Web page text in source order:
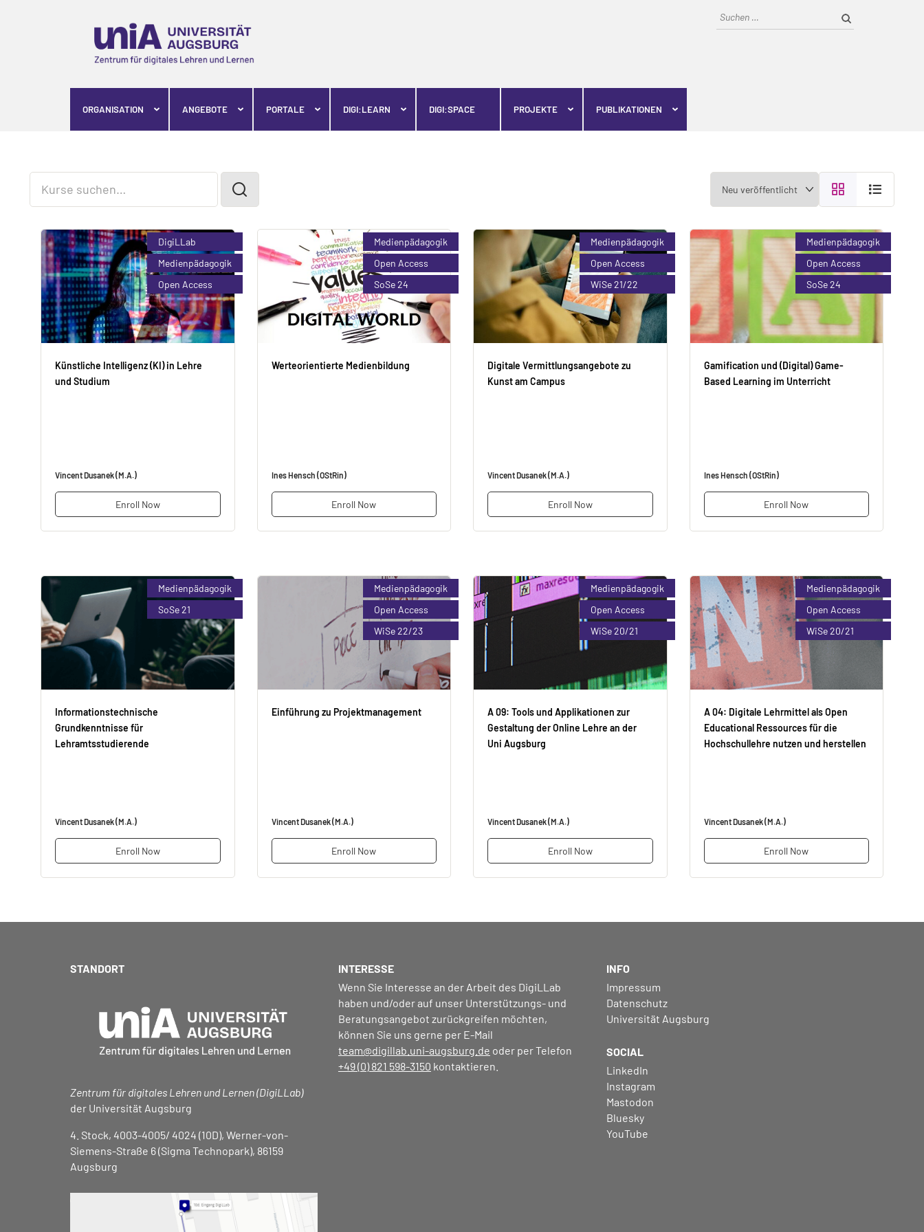
Suchen
nach:
ORGANISATION ANGEBOTE PORTALE DIGI:LEARN DIGI:SPACE PROJEKTE PUBLIKATIONEN
Künstliche Intelligenz (KI) in Lehre
und Studium
Vincent Dusanek (M.A.)
DigiLLab
Medienpädagogik
Open Access
Enroll Now
Werteorientierte Medienbildung
Ines Hensch (OStRin)
Medienpädagogik
Open Access
SoSe 24
Enroll Now
Digitale Vermittlungsangebote zu
Kunst am Campus
Vincent Dusanek (M.A.)
Medienpädagogik
Open Access
WiSe 21/22
Enroll Now
Gamification und (Digital) Game-
Based Learning im Unterricht
Ines Hensch (OStRin)
Medienpädagogik
Open Access
SoSe 24
Enroll Now
Informationstechnische
Grundkenntnisse für
Lehramtsstudierende
Vincent Dusanek (M.A.)
Medienpädagogik
SoSe 21
Enroll Now
Einführung zu Projektmanagement
Vincent Dusanek (M.A.)
Medienpädagogik
Open Access
WiSe 22/23
Enroll Now
A 09: Tools und Applikationen zur
Gestaltung der Online Lehre an der
Uni Augsburg
Vincent Dusanek (M.A.)
Medienpädagogik
Open Access
WiSe 20/21
Enroll Now
A 04: Digitale Lehrmittel als Open
Educational Ressources für die
Hochschullehre nutzen und herstellen
Vincent Dusanek (M.A.)
Medienpädagogik
Open Access
WiSe 20/21
Enroll Now
STANDORT
Zentrum für digitales Lehren und Lernen (DigiLLab)
der Universität Augsburg
4. Stock, 4003-4005/ 4024 (10D), Werner-von-
Siemens-Straße 6 (Sigma Technopark), 86159
Augsburg
INTERESSE
Wenn Sie Interesse an der Arbeit des DigiLLab
haben und/oder auf unser Unterstützungs- und
Beratungsangebot zurückgreifen möchten,
können Sie uns gerne per E-Mail
team@digillab.uni-augsburg.de oder per Telefon
+49 (0) 821 598-3150 kontaktieren.
INFO
Impressum
Datenschutz
Universität Augsburg
SOCIAL
LinkedIn
Instagram
Mastodon
Bluesky
YouTube